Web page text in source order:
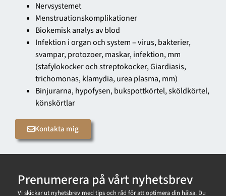
Nervsystemet
Menstruationskomplikationer
Biokemisk analys av blod
Infektion i organ och system – virus, bakterier,
svampar, protozoer, maskar, infektion, mm
(stafylokocker och streptokocker, Giardiasis,
trichomonas, klamydia, urea plasma, mm)
Binjurarna, hypofysen, bukspottkörtel, sköldkörtel,
könskörtlar
Kontakta mig
Prenumerera på vårt nyhetsbrev
Vi skickar ut nyhetsbrev med tips och råd för att optimera din hälsa. Du